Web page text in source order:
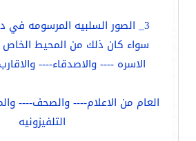
3_ الصور السلبيه المرسومه في
سواء كان ذلك من المحيط الخاص
الاسره ---- والاصدقاء----
العام من الاعلام---- والصحف----
التلفيزونيه